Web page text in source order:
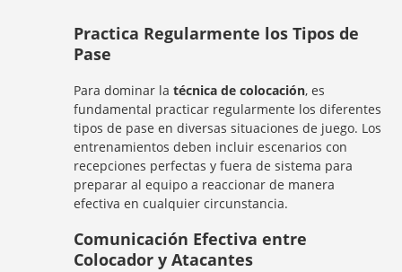
Practica Regularmente los Tipos de
Pase
Para dominar latécnica de colocación, es
fundamental practicar regularmente los diferentes
tipos de pase en diversas situaciones de juego. Los
entrenamientos deben incluir escenarios con
recepciones perfectas y fuera de sistema para
preparar al equipo a reaccionar de manera
efectiva en cualquier circunstancia.
Comunicación Efectiva entre
Colocador y Atacantes